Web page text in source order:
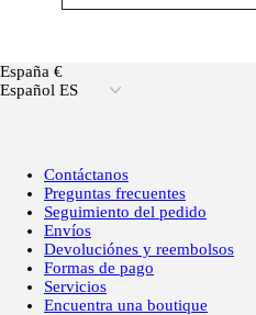
España €
Español ES
Contáctanos
Preguntas frecuentes
Seguimiento del pedido
Envíos
Devoluciónes y reembolsos
Formas de pago
Servicios
Encuentra una boutique